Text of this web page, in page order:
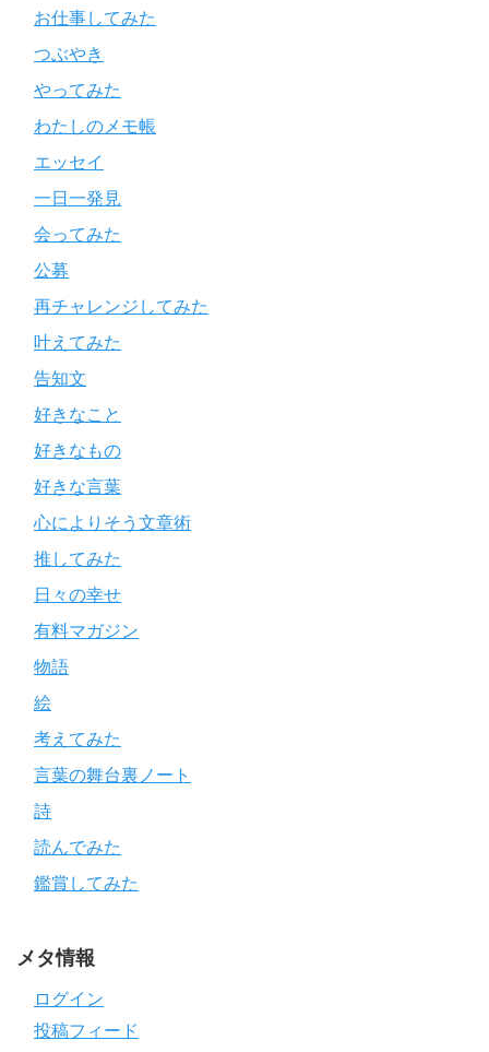
お仕事してみた
つぶやき
やってみた
わたしのメモ帳
エッセイ
一日一発見
会ってみた
公募
再チャレンジしてみた
叶えてみた
告知文
好きなこと
好きなもの
好きな言葉
心によりそう文章術
推してみた
日々の幸せ
有料マガジン
物語
絵
考えてみた
言葉の舞台裏ノート
詩
読んでみた
鑑賞してみた
メタ情報
ログイン
投稿フィード